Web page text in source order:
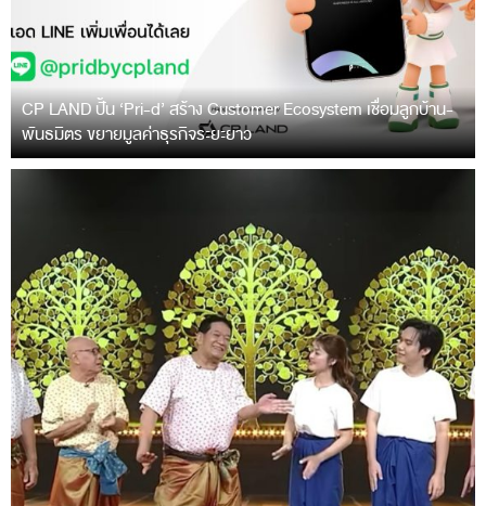
CP LAND ปั้น ‘Pri-d’ สร้าง Customer Ecosystem เชื่อมลูกบ้าน-
พันธมิตร ขยายมูลค่าธุรกิจระยะยาว